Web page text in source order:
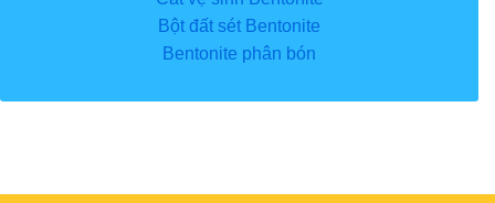
Bột đất sét Bentonite
Bentonite phân bón